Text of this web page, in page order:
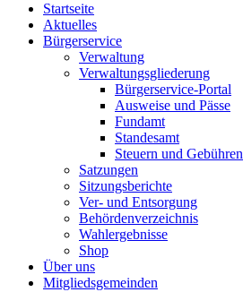
Startseite
Aktuelles
Bürgerservice
Verwaltung
Verwaltungsgliederung
Bürgerservice-Portal
Ausweise und Pässe
Fundamt
Standesamt
Steuern und Gebühren
Satzungen
Sitzungsberichte
Ver- und Entsorgung
Behördenverzeichnis
Wahlergebnisse
Shop
Über uns
Mitgliedsgemeinden